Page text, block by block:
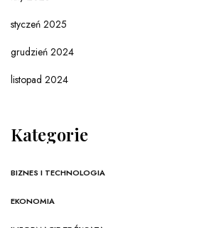
styczeń 2025
grudzień 2024
listopad 2024
Kategorie
BIZNES I TECHNOLOGIA
EKONOMIA